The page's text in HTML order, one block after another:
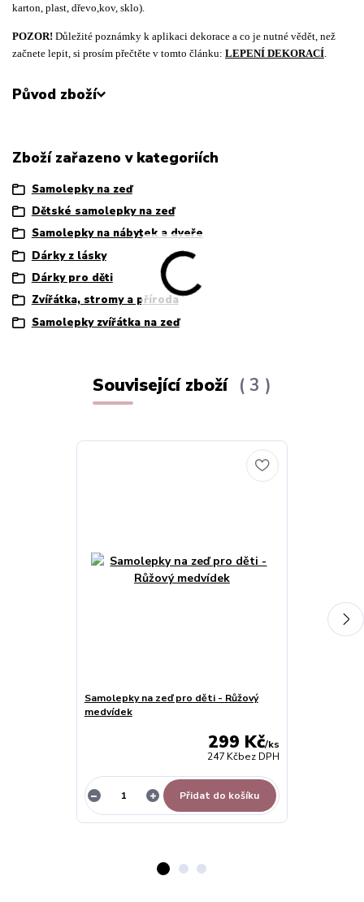
karton, plast, dřevo,kov, sklo).
POZOR! Důležité poznámky k aplikaci dekorace a co je nutné vědět, než
začnete lepit, si prosím přečtěte v tomto článku: LEPENÍ DEKORACÍ
Původ zboží
Zboží zařazeno v kategoriích
Samolepky na zeď
Dětské samolepky na zeď
Samolepky na nábytek a dveře
Dárky z lásky
Dárky pro děti
Zvířátka, stromy a příroda
Samolepky zvířátka na zeď
Související zboží 3
Samolepky na zeď pro děti - Růžový
medvídek
299 Kč/ks
247 Kčbez DPH
Přidat do košíku